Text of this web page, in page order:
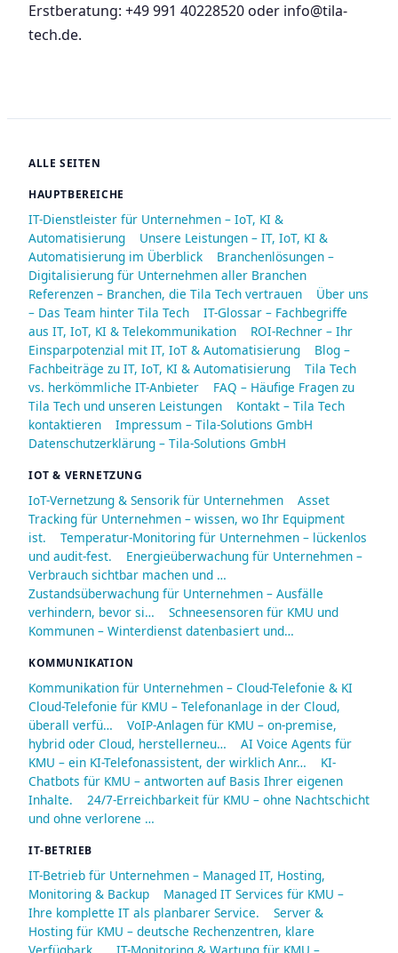
Erstberatung: +49 991 40228520 oder info@tila-
tech.de.
ALLE SEITEN
HAUPTBEREICHE
IT-Dienstleister für Unternehmen – IoT, KI &
Automatisierung
Unsere Leistungen – IT, IoT, KI &
Automatisierung im Überblick
Branchenlösungen –
Digitalisierung für Unternehmen aller Branchen
Referenzen – Branchen, die Tila Tech vertrauen
Über uns
– Das Team hinter Tila Tech
IT-Glossar – Fachbegriffe
aus IT, IoT, KI & Telekommunikation
ROI-Rechner – Ihr
Einsparpotenzial mit IT, IoT & Automatisierung
Blog –
Fachbeiträge zu IT, IoT, KI & Automatisierung
Tila Tech
vs. herkömmliche IT-Anbieter
FAQ – Häufige Fragen zu
Tila Tech und unseren Leistungen
Kontakt – Tila Tech
kontaktieren
Impressum – Tila-Solutions GmbH
Datenschutzerklärung – Tila-Solutions GmbH
IOT & VERNETZUNG
IoT-Vernetzung & Sensorik für Unternehmen
Asset
Tracking für Unternehmen – wissen, wo Ihr Equipment
ist.
Temperatur-Monitoring für Unternehmen – lückenlos
und audit-fest.
Energieüberwachung für Unternehmen –
Verbrauch sichtbar machen und …
Zustandsüberwachung für Unternehmen – Ausfälle
verhindern, bevor si…
Schneesensoren für KMU und
Kommunen – Winterdienst datenbasiert und…
KOMMUNIKATION
Kommunikation für Unternehmen – Cloud-Telefonie & KI
Cloud-Telefonie für KMU – Telefonanlage in der Cloud,
überall verfü…
VoIP-Anlagen für KMU – on-premise,
hybrid oder Cloud, herstellerneu…
AI Voice Agents für
KMU – ein KI-Telefonassistent, der wirklich Anr…
KI-
Chatbots für KMU – antworten auf Basis Ihrer eigenen
Inhalte.
24/7-Erreichbarkeit für KMU – ohne Nachtschicht
und ohne verlorene …
IT-BETRIEB
IT-Betrieb für Unternehmen – Managed IT, Hosting,
Monitoring & Backup
Managed IT Services für KMU –
Ihre komplette IT als planbarer Service.
Server &
Hosting für KMU – deutsche Rechenzentren, klare